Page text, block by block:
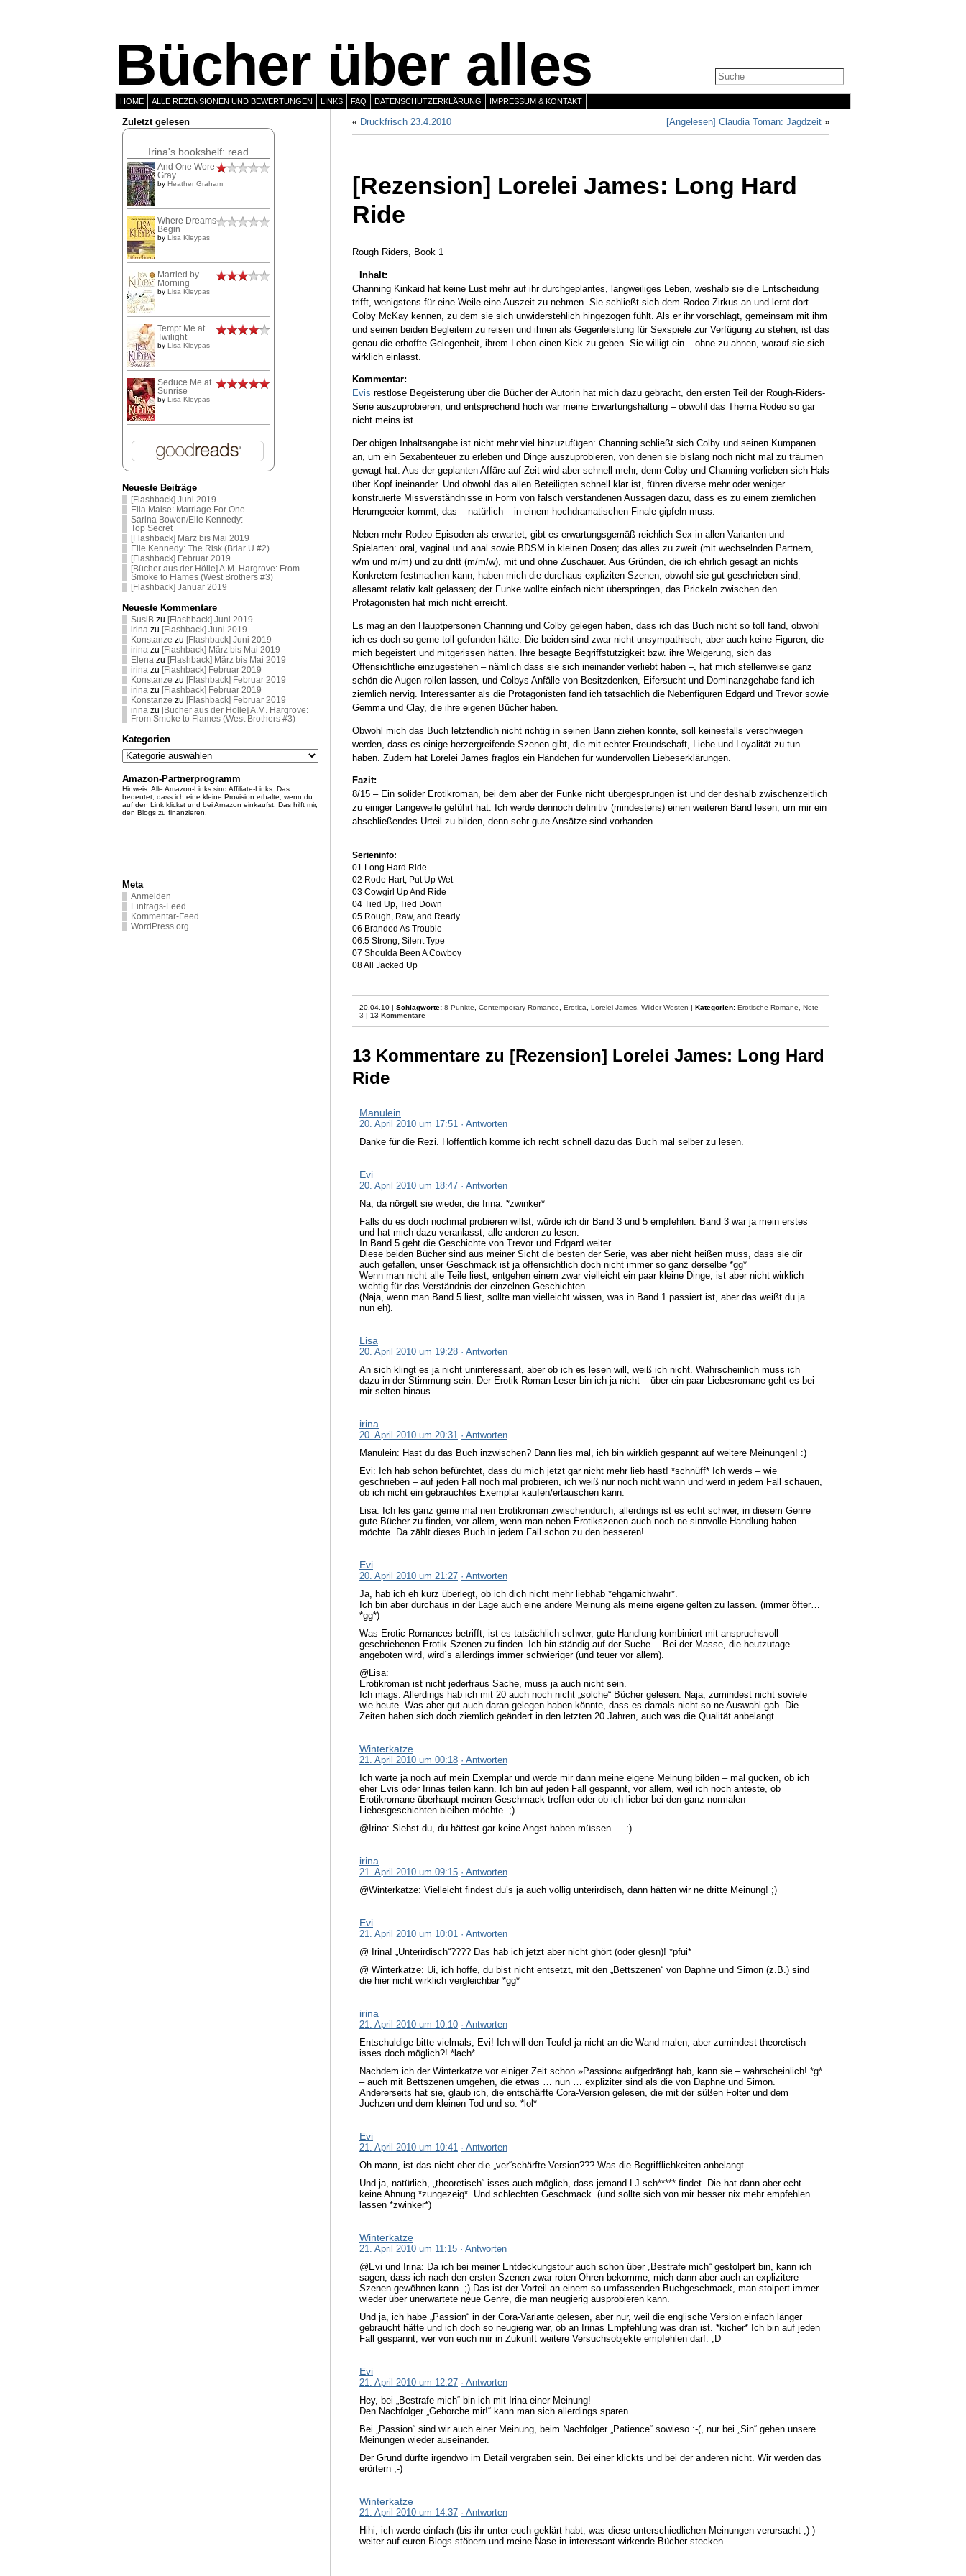
Bücher über alles
HOME ALLE REZENSIONEN UND BEWERTUNGEN LINKS FAQ DATENSCHUTZERKLÄRUNG IMPRESSUM & KONTAKT
Zuletzt gelesen
Irina's bookshelf: read
And One Wore
Gray
by Heather Graham
Where Dreams
Begin
by Lisa Kleypas
Married by
Morning
by Lisa Kleypas
Tempt Me at
Twilight
by Lisa Kleypas
Seduce Me at
Sunrise
by Lisa Kleypas
Neueste Beiträge
[Flashback] Juni 2019
Ella Maise: Marriage For One
Sarina Bowen/Elle Kennedy:
Top Secret
[Flashback] März bis Mai 2019
Elle Kennedy: The Risk (Briar U #2)
[Flashback] Februar 2019
[Bücher aus der Hölle] A.M. Hargrove: From
Smoke to Flames (West Brothers #3)
[Flashback] Januar 2019
Neueste Kommentare
SusiB zu [Flashback] Juni 2019
irina zu [Flashback] Juni 2019
Konstanze zu [Flashback] Juni 2019
irina zu [Flashback] März bis Mai 2019
Elena zu [Flashback] März bis Mai 2019
irina zu [Flashback] Februar 2019
Konstanze zu [Flashback] Februar 2019
irina zu [Flashback] Februar 2019
Konstanze zu [Flashback] Februar 2019
irina zu [Bücher aus der Hölle] A.M. Hargrove:
From Smoke to Flames (West Brothers #3)
Kategorien
Kategorien
Amazon-Partnerprogramm
Hinweis: Alle Amazon-Links sind Affiliate-Links. Das
bedeutet, dass ich eine kleine Provision erhalte, wenn du
auf den Link klickst und bei Amazon einkaufst. Das hilft mir,
den Blogs zu finanzieren.
Meta
Anmelden
Eintrags-Feed
Kommentar-Feed
WordPress.org
« Druckfrisch 23.4.2010 [Angelesen] Claudia Toman: Jagdzeit »
[Rezension] Lorelei James: Long Hard
Ride
Rough Riders, Book 1
Inhalt:
Channing Kinkaid hat keine Lust mehr auf ihr durchgeplantes, langweiliges Leben, weshalb sie die Entscheidung
trifft, wenigstens für eine Weile eine Auszeit zu nehmen. Sie schließt sich dem Rodeo-Zirkus an und lernt dort
Colby McKay kennen, zu dem sie sich unwiderstehlich hingezogen fühlt. Als er ihr vorschlägt, gemeinsam mit ihm
und seinen beiden Begleitern zu reisen und ihnen als Gegenleistung für Sexspiele zur Verfügung zu stehen, ist das
genau die erhoffte Gelegenheit, ihrem Leben einen Kick zu geben. Sie willigt ein – ohne zu ahnen, worauf sie sich
wirklich einlässt.
Kommentar:
Evis restlose Begeisterung über die Bücher der Autorin hat mich dazu gebracht, den ersten Teil der Rough-Riders-
Serie auszuprobieren, und entsprechend hoch war meine Erwartungshaltung – obwohl das Thema Rodeo so gar
nicht meins ist.
Der obigen Inhaltsangabe ist nicht mehr viel hinzuzufügen: Channing schließt sich Colby und seinen Kumpanen
an, um ein Sexabenteuer zu erleben und Dinge auszuprobieren, von denen sie bislang noch nicht mal zu träumen
gewagt hat. Aus der geplanten Affäre auf Zeit wird aber schnell mehr, denn Colby und Channing verlieben sich Hals
über Kopf ineinander. Und obwohl das allen Beteiligten schnell klar ist, führen diverse mehr oder weniger
konstruierte Missverständnisse in Form von falsch verstandenen Aussagen dazu, dass es zu einem ziemlichen
Herumgeeier kommt, das – natürlich – in einem hochdramatischen Finale gipfeln muss.
Neben mehr Rodeo-Episoden als erwartet, gibt es erwartungsgemäß reichlich Sex in allen Varianten und
Spielarten: oral, vaginal und anal sowie BDSM in kleinen Dosen; das alles zu zweit (mit wechselnden Partnern,
w/m und m/m) und zu dritt (m/m/w), mit und ohne Zuschauer. Aus Gründen, die ich ehrlich gesagt an nichts
Konkretem festmachen kann, haben mich die durchaus expliziten Szenen, obwohl sie gut geschrieben sind,
allesamt relativ kalt gelassen; der Funke wollte einfach nicht überspringen, das Prickeln zwischen den
Protagonisten hat mich nicht erreicht.
Es mag an den Hauptpersonen Channing und Colby gelegen haben, dass ich das Buch nicht so toll fand, obwohl
ich es doch so gerne toll gefunden hätte. Die beiden sind zwar nicht unsympathisch, aber auch keine Figuren, die
mich begeistert und mitgerissen hätten. Ihre besagte Begriffstutzigkeit bzw. ihre Weigerung, sich das
Offensichtliche einzugestehen – nämlich dass sie sich ineinander verliebt haben –, hat mich stellenweise ganz
schön die Augen rollen lassen, und Colbys Anfälle von Besitzdenken, Eifersucht und Dominanzgehabe fand ich
ziemlich nervig. Interessanter als die Protagonisten fand ich tatsächlich die Nebenfiguren Edgard und Trevor sowie
Gemma und Clay, die ihre eigenen Bücher haben.
Obwohl mich das Buch letztendlich nicht richtig in seinen Bann ziehen konnte, soll keinesfalls verschwiegen
werden, dass es einige herzergreifende Szenen gibt, die mit echter Freundschaft, Liebe und Loyalität zu tun
haben. Zudem hat Lorelei James fraglos ein Händchen für wundervollen Liebeserklärungen.
Fazit:
8/15 – Ein solider Erotikroman, bei dem aber der Funke nicht übergesprungen ist und der deshalb zwischenzeitlich
zu einiger Langeweile geführt hat. Ich werde dennoch definitiv (mindestens) einen weiteren Band lesen, um mir ein
abschließendes Urteil zu bilden, denn sehr gute Ansätze sind vorhanden.
Serieninfo:
01 Long Hard Ride
02 Rode Hart, Put Up Wet
03 Cowgirl Up And Ride
04 Tied Up, Tied Down
05 Rough, Raw, and Ready
06 Branded As Trouble
06.5 Strong, Silent Type
07 Shoulda Been A Cowboy
08 All Jacked Up
20.04.10 | Schlagworte: 8 Punkte Contemporary Romance Erotica Lorelei James Wilder Westen | Kategorien: Erotische Romane, Note
3 | 13 Kommentare
13 Kommentare zu [Rezension] Lorelei James: Long Hard
Ride
Manulein
20. April 2010 um 17:51 · Antworten
Danke für die Rezi. Hoffentlich komme ich recht schnell dazu das Buch mal selber zu lesen.
Evi
20. April 2010 um 18:47 · Antworten
Na, da nörgelt sie wieder, die Irina. *zwinker*
Falls du es doch nochmal probieren willst, würde ich dir Band 3 und 5 empfehlen. Band 3 war ja mein erstes
und hat mich dazu veranlasst, alle anderen zu lesen.
In Band 5 geht die Geschichte von Trevor und Edgard weiter.
Diese beiden Bücher sind aus meiner Sicht die besten der Serie, was aber nicht heißen muss, dass sie dir
auch gefallen, unser Geschmack ist ja offensichtlich doch nicht immer so ganz derselbe *gg*
Wenn man nicht alle Teile liest, entgehen einem zwar vielleicht ein paar kleine Dinge, ist aber nicht wirklich
wichtig für das Verständnis der einzelnen Geschichten.
(Naja, wenn man Band 5 liest, sollte man vielleicht wissen, was in Band 1 passiert ist, aber das weißt du ja
nun eh).
Lisa
20. April 2010 um 19:28 · Antworten
An sich klingt es ja nicht uninteressant, aber ob ich es lesen will, weiß ich nicht. Wahrscheinlich muss ich
dazu in der Stimmung sein. Der Erotik-Roman-Leser bin ich ja nicht – über ein paar Liebesromane geht es bei
mir selten hinaus.
irina
20. April 2010 um 20:31 · Antworten
Manulein: Hast du das Buch inzwischen? Dann lies mal, ich bin wirklich gespannt auf weitere Meinungen! :)
Evi: Ich hab schon befürchtet, dass du mich jetzt gar nicht mehr lieb hast! *schnüff* Ich werds – wie
geschrieben – auf jeden Fall noch mal probieren, ich weiß nur noch nicht wann und werd in jedem Fall schauen,
ob ich nicht ein gebrauchtes Exemplar kaufen/ertauschen kann.
Lisa: Ich les ganz gerne mal nen Erotikroman zwischendurch, allerdings ist es echt schwer, in diesem Genre
gute Bücher zu finden, vor allem, wenn man neben Erotikszenen auch noch ne sinnvolle Handlung haben
möchte. Da zählt dieses Buch in jedem Fall schon zu den besseren!
Evi
20. April 2010 um 21:27 · Antworten
Ja, hab ich eh kurz überlegt, ob ich dich nicht mehr liebhab *ehgarnichwahr*.
Ich bin aber durchaus in der Lage auch eine andere Meinung als meine eigene gelten zu lassen. (immer öfter…
*gg*)
Was Erotic Romances betrifft, ist es tatsächlich schwer, gute Handlung kombiniert mit anspruchsvoll
geschriebenen Erotik-Szenen zu finden. Ich bin ständig auf der Suche… Bei der Masse, die heutzutage
angeboten wird, wird´s allerdings immer schwieriger (und teuer vor allem).
@Lisa:
Erotikroman ist nicht jederfraus Sache, muss ja auch nicht sein.
Ich mags. Allerdings hab ich mit 20 auch noch nicht „solche“ Bücher gelesen. Naja, zumindest nicht soviele
wie heute. Was aber gut auch daran gelegen haben könnte, dass es damals nicht so ne Auswahl gab. Die
Zeiten haben sich doch ziemlich geändert in den letzten 20 Jahren, auch was die Qualität anbelangt.
Winterkatze
21. April 2010 um 00:18 · Antworten
Ich warte ja noch auf mein Exemplar und werde mir dann meine eigene Meinung bilden – mal gucken, ob ich
eher Evis oder Irinas teilen kann. Ich bin auf jeden Fall gespannt, vor allem, weil ich noch anteste, ob
Erotikromane überhaupt meinen Geschmack treffen oder ob ich lieber bei den ganz normalen
Liebesgeschichten bleiben möchte. ;)
@Irina: Siehst du, du hättest gar keine Angst haben müssen … :)
irina
21. April 2010 um 09:15 · Antworten
@Winterkatze: Vielleicht findest du’s ja auch völlig unterirdisch, dann hätten wir ne dritte Meinung! ;)
Evi
21. April 2010 um 10:01 · Antworten
@ Irina! „Unterirdisch“???? Das hab ich jetzt aber nicht ghört (oder glesn)! *pfui*
@ Winterkatze: Ui, ich hoffe, du bist nicht entsetzt, mit den „Bettszenen“ von Daphne und Simon (z.B.) sind
die hier nicht wirklich vergleichbar *gg*
irina
21. April 2010 um 10:10 · Antworten
Entschuldige bitte vielmals, Evi! Ich will den Teufel ja nicht an die Wand malen, aber zumindest theoretisch
isses doch möglich?! *lach*
Nachdem ich der Winterkatze vor einiger Zeit schon »Passion« aufgedrängt hab, kann sie – wahrscheinlich! *g*
– auch mit Bettszenen umgehen, die etwas … nun … expliziter sind als die von Daphne und Simon.
Andererseits hat sie, glaub ich, die entschärfte Cora-Version gelesen, die mit der süßen Folter und dem
Juchzen und dem kleinen Tod und so. *lol*
Evi
21. April 2010 um 10:41 · Antworten
Oh mann, ist das nicht eher die „ver“schärfte Version??? Was die Begrifflichkeiten anbelangt…
Und ja, natürlich, „theoretisch“ isses auch möglich, dass jemand LJ sch***** findet. Die hat dann aber echt
keine Ahnung *zungezeig*. Und schlechten Geschmack. (und sollte sich von mir besser nix mehr empfehlen
lassen *zwinker*)
Winterkatze
21. April 2010 um 11:15 · Antworten
@Evi und Irina: Da ich bei meiner Entdeckungstour auch schon über „Bestrafe mich“ gestolpert bin, kann ich
sagen, dass ich nach den ersten Szenen zwar roten Ohren bekomme, mich dann aber auch an explizitere
Szenen gewöhnen kann. ;) Das ist der Vorteil an einem so umfassenden Buchgeschmack, man stolpert immer
wieder über unerwartete neue Genre, die man neugierig ausprobieren kann.
Und ja, ich habe „Passion“ in der Cora-Variante gelesen, aber nur, weil die englische Version einfach länger
gebraucht hätte und ich doch so neugierig war, ob an Irinas Empfehlung was dran ist. *kicher* Ich bin auf jeden
Fall gespannt, wer von euch mir in Zukunft weitere Versuchsobjekte empfehlen darf. ;D
Evi
21. April 2010 um 12:27 · Antworten
Hey, bei „Bestrafe mich“ bin ich mit Irina einer Meinung!
Den Nachfolger „Gehorche mir!“ kann man sich allerdings sparen.
Bei „Passion“ sind wir auch einer Meinung, beim Nachfolger „Patience“ sowieso :-(, nur bei „Sin“ gehen unsere
Meinungen wieder auseinander.
Der Grund dürfte irgendwo im Detail vergraben sein. Bei einer klickts und bei der anderen nicht. Wir werden das
erörtern ;-)
Winterkatze
21. April 2010 um 14:37 · Antworten
Hihi, ich werde einfach (bis ihr unter euch geklärt habt, was diese unterschiedlichen Meinungen verursacht ;) )
weiter auf euren Blogs stöbern und meine Nase in interessant wirkende Bücher stecken